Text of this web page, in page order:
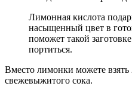
Лимонная кислота
насыщенный цвет в
поможет такой
портиться.
Вместо лимонки можете
свежевыжитого сока.